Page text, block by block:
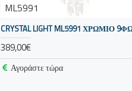
ML5991
CRYSTAL LIGHT ML5991 ΧΡΏΜΙΟ
389,00€
Αγοράστε τώρα